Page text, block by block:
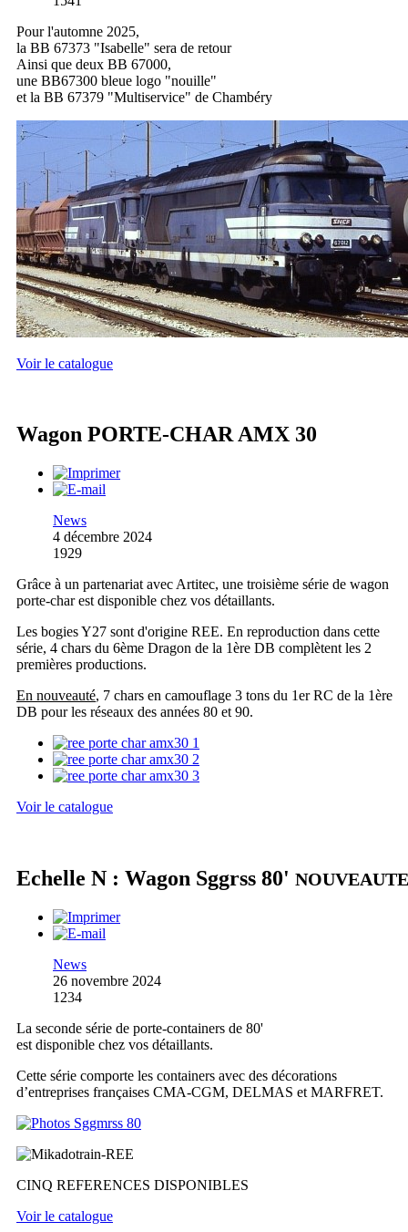
Pour l'automne 2025,
la BB 67373 "Isabelle" sera de retour
Ainsi que deux BB 67000,
une BB67300 bleue logo "nouille"
et la BB 67379 "Multiservice" de Chambéry
Voir le catalogue
Wagon PORTE-CHAR AMX 30
News
4 décembre 2024
1929
Grâce à un partenariat avec Artitec, une troisième série de wagon
porte-char est disponible chez vos détaillants.
Les bogies Y27 sont d'origine REE. En reproduction dans cette
série, 4 chars du 6ème Dragon de la 1ère DB complètent les 2
premières productions.
En nouveauté, 7 chars en camouflage 3 tons du 1er RC de la 1ère
DB pour les réseaux des années 80 et 90.
Voir le catalogue
Echelle N : Wagon Sggrss 80' NOUVEAUTE
News
26 novembre 2024
1234
La seconde série de porte-containers de 80'
est disponible chez vos détaillants.
Cette série comporte les containers avec des décorations
d’entreprises françaises CMA-CGM, DELMAS et MARFRET.
CINQ REFERENCES DISPONIBLES
Voir le catalogue